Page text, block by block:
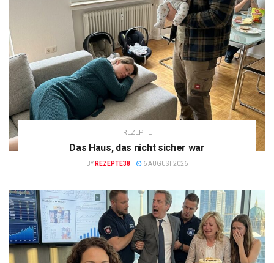
REZEPTE
Das Haus, das nicht sicher war
BY REZEPTE38 6 AUGUST 2026